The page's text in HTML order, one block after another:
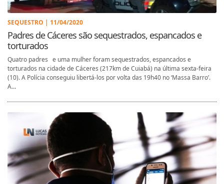
SEQUESTRO | 11/04/2020
Padres de Cáceres são sequestrados, espancados e
torturados
Quatro padres e uma mulher foram sequestrados, espancados e
torturados na cidade de Cáceres (217km de Cuiabá) na última sexta-feira
(10). A Polícia conseguiu libertá-los por volta das 19h40 no ‘Massa Barro’.
A...